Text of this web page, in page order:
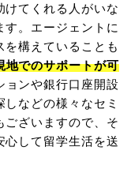
けてくれる人がいな
す。エージェントに
を構えていることも
地でのサポートが可
ョンや銀行口座開設
などの様々なセミ
ございますので、そ
心して留学生活を送